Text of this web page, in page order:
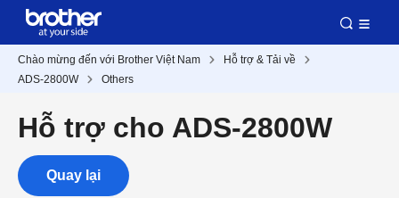
Chào mừng đến với Brother Việt Nam
Hỗ trợ & Tải về
ADS-2800W
Others
Hỗ trợ cho ADS-2800W
Quay lại